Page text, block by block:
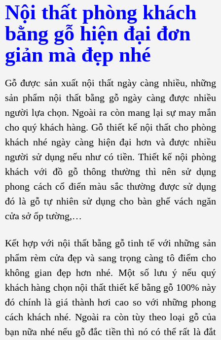
Nội thất phòng khách
bằng gỗ hiện đại đơn
giản mà đẹp nhé
Gỗ được sản xuất nội thất ngày càng nhiều, những
sản phẩm nội thất bằng gỗ ngày càng được nhiều
người lựa chọn. Ngoài ra còn mang lại sự may mắn
cho quý khách hàng. Gỗ thiết kế nội thất cho phòng
khách nhé ngày càng hiện đại hơn và được nhiều
người sử dụng nếu như có tiền. Thiết kế nội phòng
khách với đồ gỗ thông thường thì nên sử dụng
phong cách cổ điển màu sắc thường được sử dụng
đó là gỗ tự nhiên sử dụng cho bàn ghế vách ngăn
cửa sở ốp tường,…
Kết hợp với nội thất bằng gỗ tinh tế với những sản
phẩm rèm cửa đẹp và sang trọng càng tô điểm cho
không gian đẹp hơn nhé. Một số lưu ý nếu quý
khách hàng chọn nội thất thiết kế bằng gỗ 100% này
đó chính là giá thành hơi cao so với những phong
cách khách nhé. Ngoài ra còn tùy theo loại gỗ của
bạn nữa nhé nếu gỗ đắc tiền thì nó có thể rất là đắt